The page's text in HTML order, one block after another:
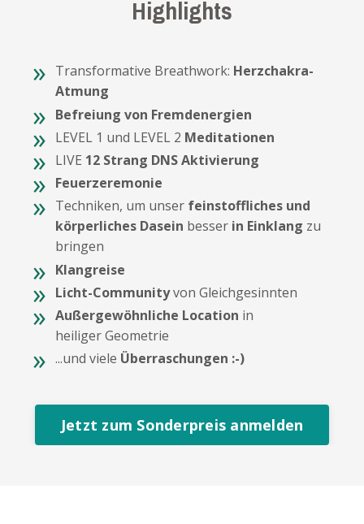
Highlights
Transformative Breathwork: Herzchakra-
Atmung
Befreiung von Fremdenergien
LEVEL 1 und LEVEL 2 Meditationen
LIVE 12 Strang DNS Aktivierung
Feuerzeremonie
Techniken, um unser feinstoffliches und
körperliches Dasein besser in Einklang zu
bringen
Klangreise
Licht-Communityvon Gleichgesinnten
Außergewöhnliche Location in
heiliger Geometrie
...und viele Überraschungen :-)
Jetzt zum Sonderpreis anmelden